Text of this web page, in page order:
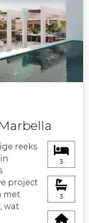
Alle
en
De
Ze
24-uurs
met
reeks
project
met
wat
3
3